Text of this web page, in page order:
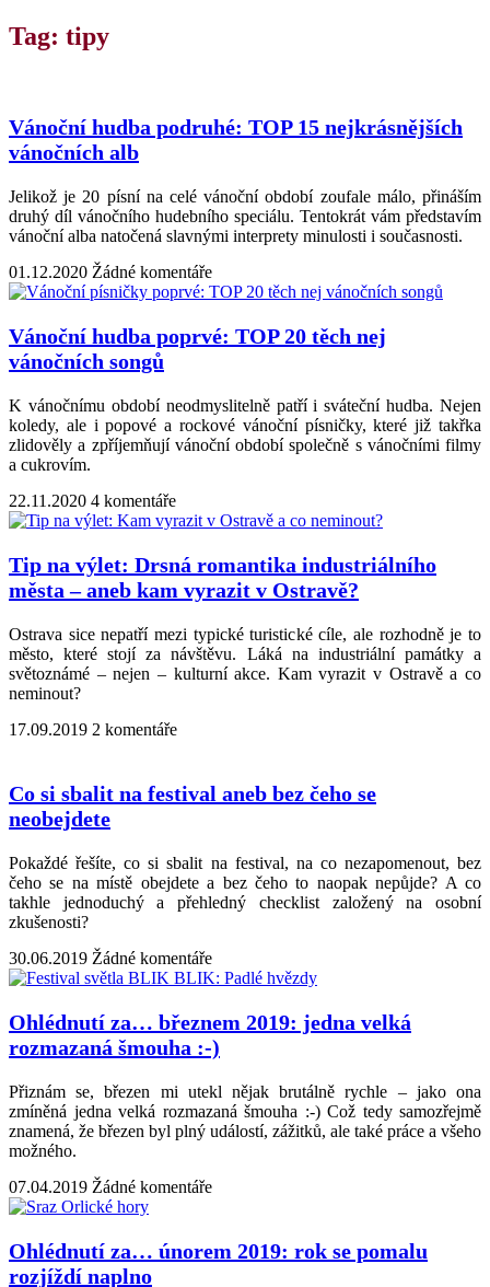
Tag: tipy
Vánoční hudba podruhé: TOP 15 nejkrásnějších
vánočních alb
Jelikož je 20 písní na celé vánoční období zoufale málo, přináším
druhý díl vánočního hudebního speciálu. Tentokrát vám představím
vánoční alba natočená slavnými interprety minulosti i současnosti.
01.12.2020 Žádné komentáře
Vánoční hudba poprvé: TOP 20 těch nej
vánočních songů
K vánočnímu období neodmyslitelně patří i sváteční hudba. Nejen
koledy, ale i popové a rockové vánoční písničky, které již takřka
zlidověly a zpříjemňují vánoční období společně s vánočními filmy
a cukrovím.
22.11.2020 4 komentáře
Tip na výlet: Drsná romantika industriálního
města – aneb kam vyrazit v Ostravě?
Ostrava sice nepatří mezi typické turistické cíle, ale rozhodně je to
město, které stojí za návštěvu. Láká na industriální památky a
světoznámé – nejen – kulturní akce. Kam vyrazit v Ostravě a co
neminout?
17.09.2019 2 komentáře
Co si sbalit na festival aneb bez čeho se
neobejdete
Pokaždé řešíte, co si sbalit na festival, na co nezapomenout, bez
čeho se na místě obejdete a bez čeho to naopak nepůjde? A co
takhle jednoduchý a přehledný checklist založený na osobní
zkušenosti?
30.06.2019 Žádné komentáře
Ohlédnutí za… březnem 2019: jedna velká
rozmazaná šmouha :-)
Přiznám se, březen mi utekl nějak brutálně rychle – jako ona
zmíněná jedna velká rozmazaná šmouha :-) Což tedy samozřejmě
znamená, že březen byl plný událostí, zážitků, ale také práce a všeho
možného.
07.04.2019 Žádné komentáře
Ohlédnutí za… únorem 2019: rok se pomalu
rozjíždí naplno